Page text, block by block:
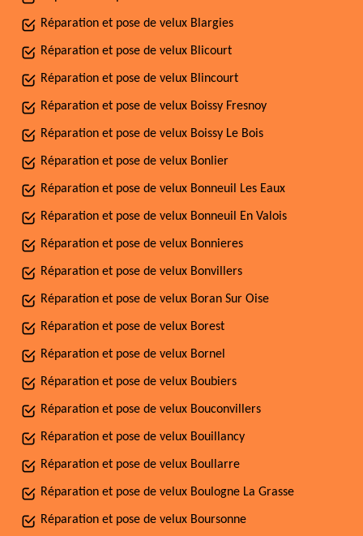
Réparation et pose de velux Blargies
Réparation et pose de velux Blicourt
Réparation et pose de velux Blincourt
Réparation et pose de velux Boissy Fresnoy
Réparation et pose de velux Boissy Le Bois
Réparation et pose de velux Bonlier
Réparation et pose de velux Bonneuil Les Eaux
Réparation et pose de velux Bonneuil En Valois
Réparation et pose de velux Bonnieres
Réparation et pose de velux Bonvillers
Réparation et pose de velux Boran Sur Oise
Réparation et pose de velux Borest
Réparation et pose de velux Bornel
Réparation et pose de velux Boubiers
Réparation et pose de velux Bouconvillers
Réparation et pose de velux Bouillancy
Réparation et pose de velux Boullarre
Réparation et pose de velux Boulogne La Grasse
Réparation et pose de velux Boursonne